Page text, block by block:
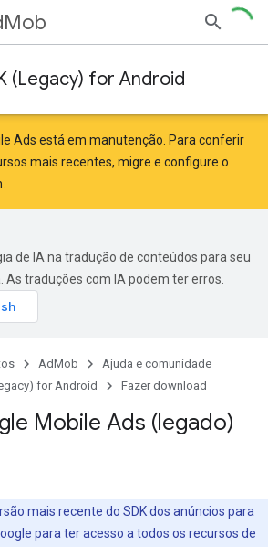
(Legacy) for Android
Ads está em manutenção. Para conferir
mais recentes, migre e configure o
de IA na tradução de conteúdos para seu
traduções com IA podem ter erros.
AdMob
Ajuda e comunidade
for Android
Fazer download
Mobile Ads (legado)
mais recente do SDK dos anúncios para
para ter acesso a todos os recursos de